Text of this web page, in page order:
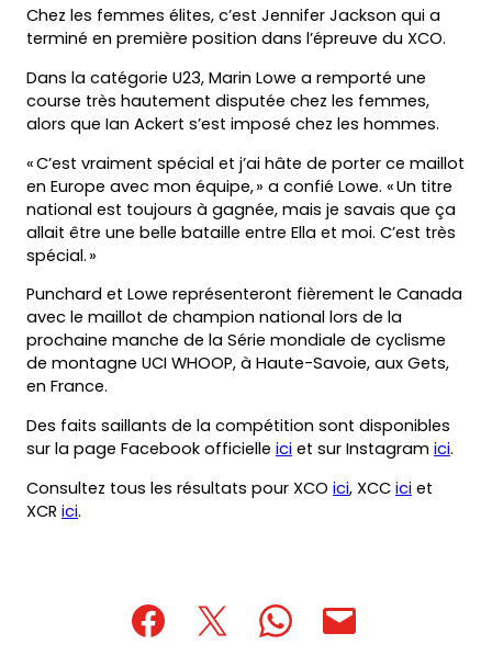
Chez les femmes élites, c’est Jennifer Jackson qui a
terminé en première position dans l’épreuve du XCO.
Dans la catégorie U23, Marin Lowe a remporté une
course très hautement disputée chez les femmes,
alors que Ian Ackert s’est imposé chez les hommes.
« C’est vraiment spécial et j’ai hâte de porter ce maillot
en Europe avec mon équipe, » a confié Lowe. « Un titre
national est toujours à gagnée, mais je savais que ça
allait être une belle bataille entre Ella et moi. C’est très
spécial. »
Punchard et Lowe représenteront fièrement le Canada
avec le maillot de champion national lors de la
prochaine manche de la Série mondiale de cyclisme
de montagne UCI WHOOP, à Haute-Savoie, aux Gets,
en France.
Des faits saillants de la compétition sont disponibles
sur la page Facebook officielle ici et sur Instagram ici.
Consultez tous les résultats pour XCO ici, XCC ici et
XCR ici.
(opens(opens(opens(opens
(opens